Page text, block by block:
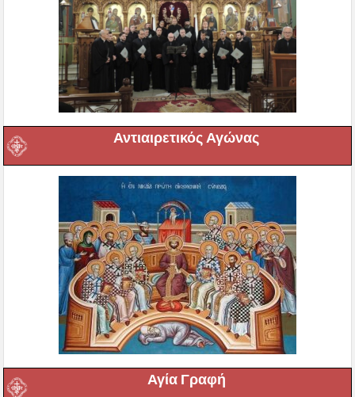
Αντιαιρετικός Αγώνας
Αγία Γραφή